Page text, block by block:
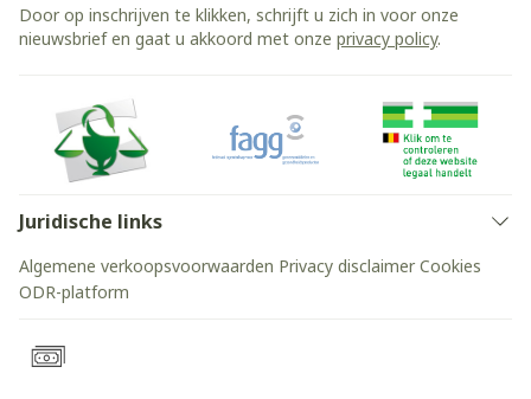
Door op inschrijven te klikken, schrijft u zich in voor onze
nieuwsbrief en gaat u akkoord met onze privacy policy.
Juridische links
Algemene verkoopsvoorwaarden Privacy disclaimer Cookies
ODR-platform